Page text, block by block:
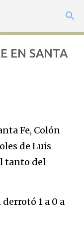
EN SANTA
Fe, Colón
de Luis
tanto del
1 a 0 a